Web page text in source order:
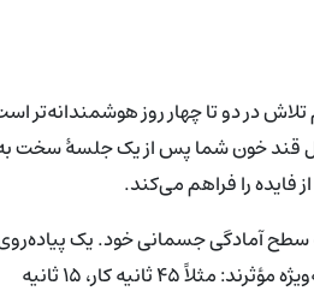
تلاش در دو تا چهار روز هوشمندانه‌تر
فشار خون و کنترل قند خون شما پس از یک جلسهٔ
فایده را فراهم می‌کند.
آمادگی جسمانی خود. یک
سریع ممکن است برای یک نفر شدید باشد و برای دیگری صرفاً گرم کردن. دوره‌های کوتاه به‌ویژه مؤثرند: مثلاً ۴۵ ثانیه کار، ۱۵ ثانیه